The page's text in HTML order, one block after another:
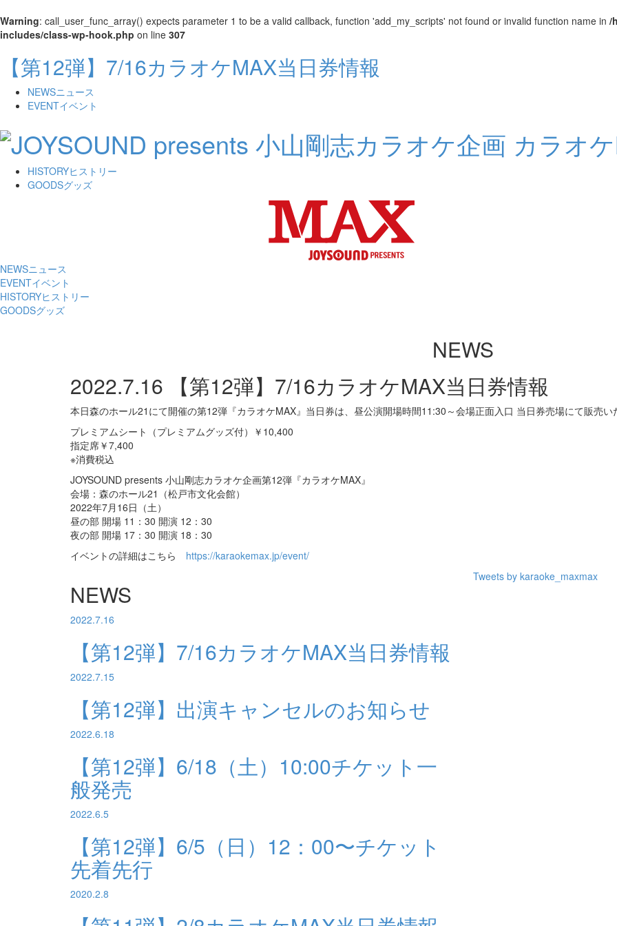
Warning: call_user_func_array() expects parameter 1 to be a valid callback, function 'add_my_scripts' not found or invalid function name in /
includes/class-wp-hook.php on line 307
【第12弾】7/16カラオケMAX当日券情報
NEWSニュース
EVENTイベント
HISTORYヒストリー
GOODSグッズ
NEWSニュース
EVENTイベント
HISTORYヒストリー
GOODSグッズ
NEWS
2022.7.16
【第12弾】7/16カラオケMAX当日券情報
本日森のホール21にて開催の第12弾『カラオケMAX』当日券は、昼公演開場時間11:30～会場正面入口 当日券売場にて販売い
プレミアムシート（プレミアムグッズ付）￥10,400
指定席￥7,400
※消費税込
JOYSOUND presents 小山剛志カラオケ企画第12弾『カラオケMAX』
会場：森のホール21（松戸市文化会館）
2022年7月16日（土）
昼の部 開場 11：30 開演 12：30
夜の部 開場 17：30 開演 18：30
イベントの詳細はこちら https://karaokemax.jp/event/
NEWS
2022.7.16
【第12弾】7/16カラオケMAX当日券情報
2022.7.15
【第12弾】出演キャンセルのお知らせ
2022.6.18
【第12弾】6/18（土）10:00チケット一
般発売
2022.6.5
【第12弾】6/5（日）12：00〜チケット
先着先行
2020.2.8
Tweets by karaoke_maxmax